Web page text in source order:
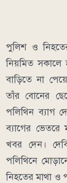
পুলিশ ও
নিয়মিত সকালে
বাড়িতে না
তাঁর বোনের
পলিথিন ব্যাগ
ব্যাগের ভেতরে
খবর দেন।
পলিথিনে
নিহতের মাথা ও